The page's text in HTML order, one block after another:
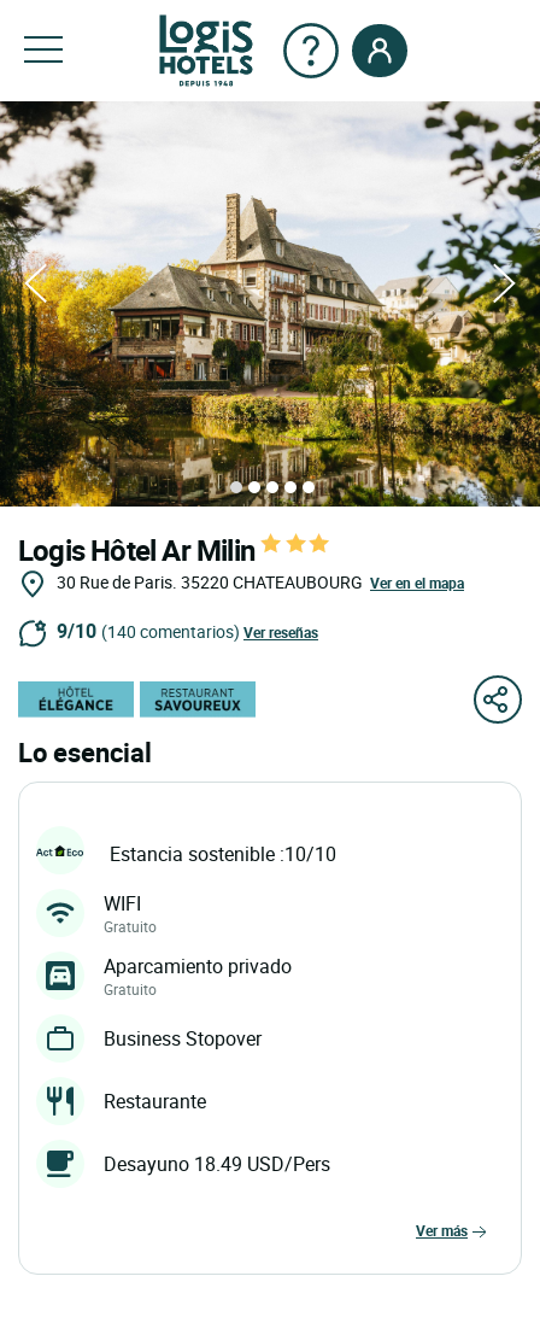
Logis Hôtel Ar Milin
30 Rue de Paris. 35220 CHATEAUBOURG Ver en el mapa
9/10 (140 comentarios) Ver reseñas
Lo esencial
Estancia sostenible :10/10
WIFI
Gratuito
Aparcamiento privado
Gratuito
Business Stopover
Restaurante
Desayuno 18.49 USD/Pers
ver más